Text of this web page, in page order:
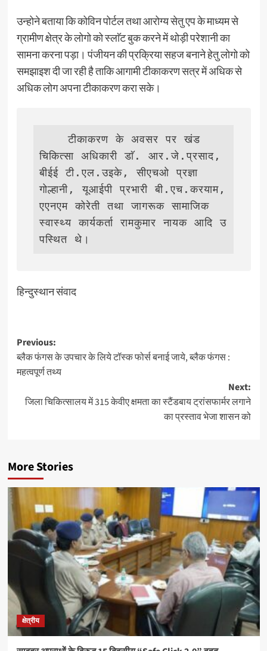
उन्होने बताया कि कोविन पोर्टल तथा आरोग्य सेतु एप के माध्यम से
ग्रामीण क्षेत्र के लोगो को स्लाॅट बुक करने में थोड़ी परेशानी का
सामना करना पड़ा। पंजीयन की प्रक्रिया सहज बनाने हेतु लोगो को
समझाइश दी जा रही है ताकि आगामी टीकाकरण सत्र में अधिक से
अधिक लोग अपना टीकाकरण करा सके।
    टीकाकरण के अवसर पर खंड
चिकित्सा अधिकारी डाॅ. आर.जे.प्रसाद,
बीईई टी.एल.उइके, सीएचओ प्रज्ञा
गोल्हानी, यूआईपी प्रभारी बी.एच.करयाम,
एएनएम कोरेती तथा जागरूक सामाजिक
स्वास्थ्य कार्यकर्ता रामकुमार नायक आदि उ
पस्थित थे।
हिन्दुस्थान संवाद
Post
navigation
Previous:
ब्लैक फंगस के उपचार के लिये टॉस्क फोर्स बनाई जाये, ब्लैक फंगस :
महत्वपूर्ण तथ्य
Next:
जिला चिकित्सालय में 315 केवीए क्षमता का स्टैंडबाय ट्रांसफार्मर लगाने
का प्रस्ताव भेजा शासन को
More Stories
क्षेत्रीय